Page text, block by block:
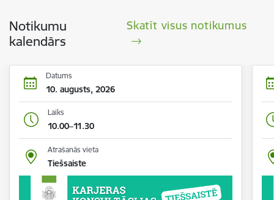
Notikumu
kalendārs
Skatīt visus notikumus
Datums
10. augusts, 2026
Laiks
10.00–11.30
Atrašanās vieta
Tiešsaiste